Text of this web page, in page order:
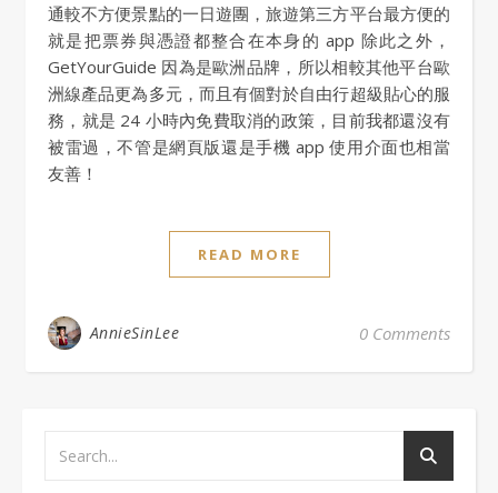
通較不方便景點的一日遊團，旅遊第三方平台最方便的
就是把票券與憑證都整合在本身的 app 除此之外，
GetYourGuide 因為是歐洲品牌，所以相較其他平台歐
洲線產品更為多元，而且有個對於自由行超級貼心的服
務，就是 24 小時內免費取消的政策，目前我都還沒有
被雷過，不管是網頁版還是手機 app 使用介面也相當
友善！
READ MORE
AnnieSinLee 0 Comments